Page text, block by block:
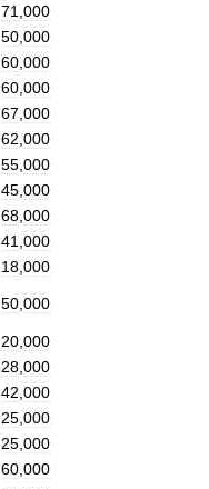
71 000
50 000
60 000
60 000
67 000
62 000
55 000
45 000
68 000
41 000
18 000
50 000
20 000
28 000
42 000
25 000
25 000
60 000